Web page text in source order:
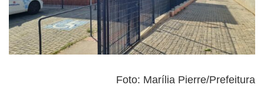
Foto: Marília Pierre/Prefeitura